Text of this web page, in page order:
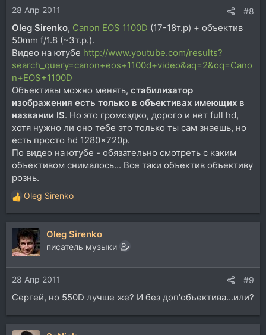
28 Апр 2011 #8
Oleg Sirenko, Canon EOS 1100D (17-18т.р) + объектив
50mm f/1.8 (~3т.р.).
Видео на ютубе http://www.youtube.com/results?
search_query=canon+eos+1100d+video&aq=2&oq=Cano
n+EOS+1100D
Объективы можно менять, стабилизатор
изображения есть только в объективах имеющих в
названии IS. Но это громоздко, дорого и нет full hd,
хотя нужно ли оно тебе это только ты сам знаешь, но
есть просто hd 1280x720p.
По видео на ютубе - обязательно смотреть с каким
объективом снималось... Все таки объектив объективу
рознь.
Р
е
а
ц
и
и
:
Oleg Sirenko
Oleg Sirenko
писатель музыки
28 Апр 2011 #9
Сергей, но 550D лучше же? И без доп'объектива...или?